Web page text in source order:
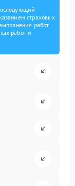
страховых
работ
работ и